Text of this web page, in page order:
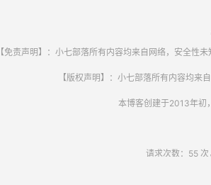
【免责声明】：小七部落所有内容均来自网络，安全性
【版权声明】：小七部落所有内容均
本博客创建于2013年初
请求次数：55